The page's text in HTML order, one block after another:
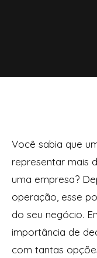
Você sabia que
representar mais
uma empresa?
operação, esse
do seu negócio.
importância de
com tantas